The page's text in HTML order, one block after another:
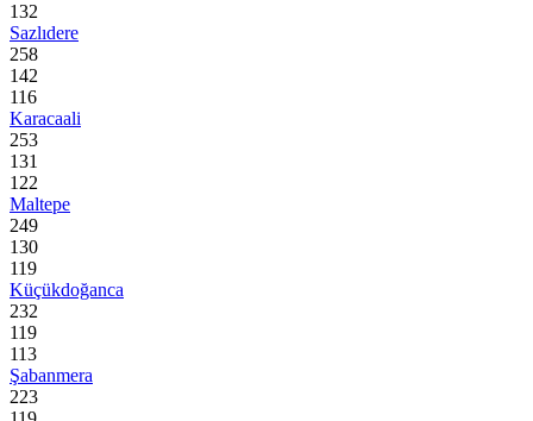
132
Sazlıdere
258
142
116
Karacaali
253
131
122
Maltepe
249
130
119
Küçükdoğanca
232
119
113
Şabanmera
223